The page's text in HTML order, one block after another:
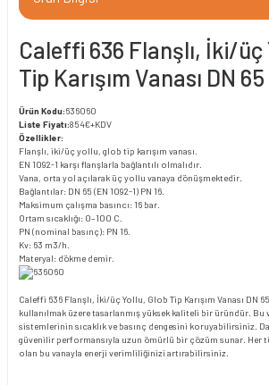
Caleffi 636 Flanşlı, İki/üç
Tip Karışım Vanası DN 65
Ürün Kodu:636060
Liste Fiyatı:854€+KDV
Özellikler:
Flanşlı, iki/üç yollu, glob tip karışım vanası.
EN 1092-1 karşı flanşlarla bağlantılı olmalıdır.
Vana, orta yol açılarak üç yollu vanaya dönüşmektedir.
Bağlantılar: DN 65 (EN 1092-1) PN 16.
Maksimum çalışma basıncı: 16 bar.
Ortam sıcaklığı: 0–100 C.
PN (nominal basınç): PN 16.
Kv: 63 m3/h.
Materyal: dökme demir.
Caleffi 636 Flanşlı, İki/üç Yollu, Glob Tip Karışım Vanası DN
kullanılmak üzere tasarlanmış yüksek kaliteli bir üründür. Bu
sistemlerinin sıcaklık ve basınç dengesini koruyabilirsiniz.
güvenilir performansıyla uzun ömürlü bir çözüm sunar. Her
olan bu vanayla enerji verimliliğinizi artırabilirsiniz.